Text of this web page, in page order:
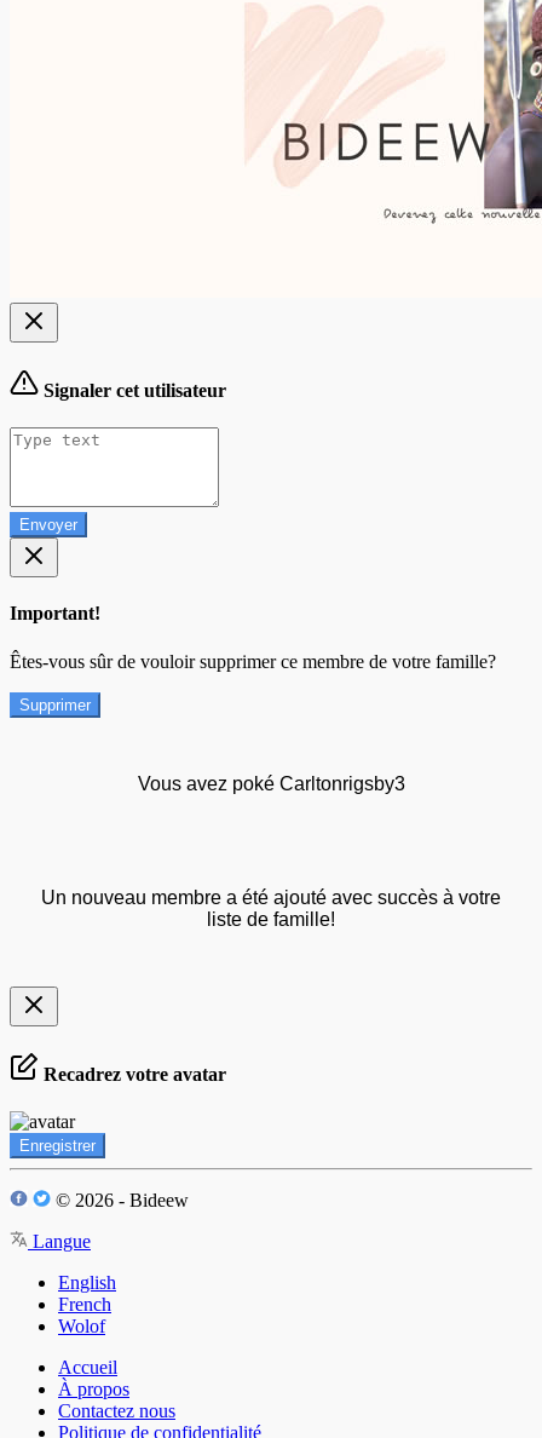
Signaler cet utilisateur
Envoyer
Important!
Êtes-vous sûr de vouloir supprimer ce membre de votre famille?
Supprimer
Vous avez poké Carltonrigsby3
Un nouveau membre a été ajouté avec succès à votre
liste de famille!
Recadrez votre avatar
Enregistrer
© 2026 - Bideew
Langue
English
French
Wolof
Accueil
À propos
Contactez nous
Politique de confidentialité